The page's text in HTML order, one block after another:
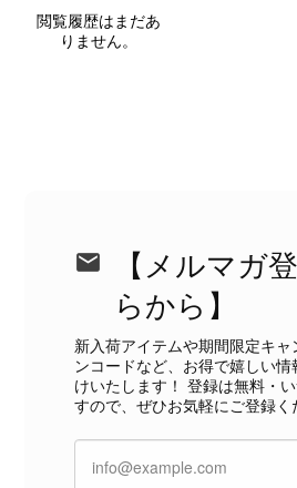
2026/08/01
届いた商品は、写真には写っていない内
閲覧履歴はまだあ
りません。
【メルマガ
らから】
新入荷アイテムや期間限定キャ
ンコードなど、お得で嬉しい
けいたします！ 登録は無料・
すので、ぜひお気軽にご登録く